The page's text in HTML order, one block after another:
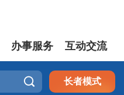
办事服务 互动交流
 长者模式